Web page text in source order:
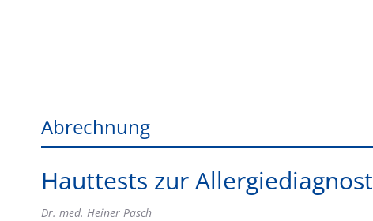
Abrechnung
Hauttests zur
Dr. med. Heiner Pasch